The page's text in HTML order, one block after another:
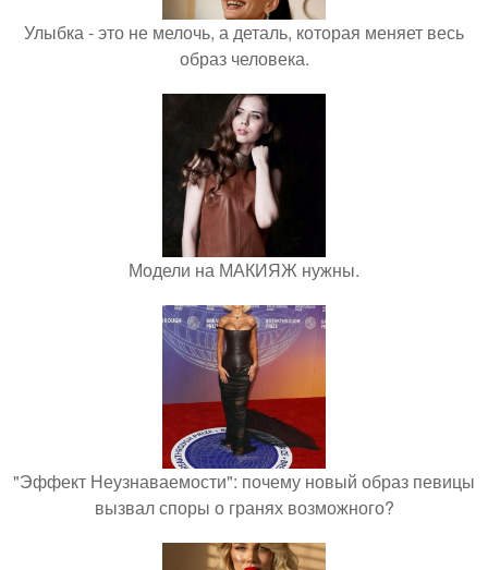
Улыбка - это не мелочь, а деталь, которая меняет весь
образ человека.
Модели на МАКИЯЖ нужны.
"Эффект Неузнаваемости": почему новый образ певицы
вызвал споры о гранях возможного?